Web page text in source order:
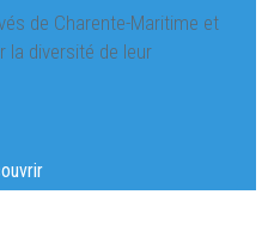
de Charente-Maritime et
la diversité de leur